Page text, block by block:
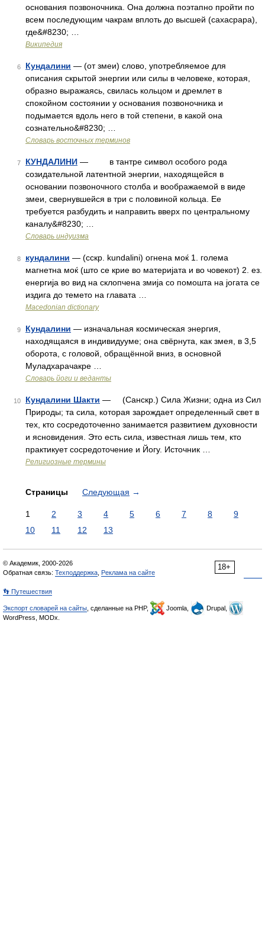
основания позвоночника. Она должна поэтапно пройти по
всем последующим чакрам вплоть до высшей (сахасрара),
где&#8230; …
Википедия
6 Кундалини — (от змеи) слово, употребляемое для
описания скрытой энергии или силы в человеке, которая,
образно выражаясь, свилась кольцом и дремлет в
спокойном состоянии у основания позвоночника и
подымается вдоль него в той степени, в какой она
сознательно&#8230; …
Словарь восточных терминов
7 КУНДАЛИНИ — в тантре символ особого рода
созидательной латентной энергии, находящейся в
основании позвоночного столба и воображаемой в виде
змеи, свернувшейся в три с половиной кольца. Ее
требуется разбудить и направить вверх по центральному
каналу&#8230; …
Словарь индуизма
8 кундалини — (сскр. kundalini) огнена моќ 1. голема
магнетна моќ (што се крие во материјата и во човекот) 2. ез.
енергија во вид на склопчена змија со помошта на јогата се
издига до темето на главата …
Macedonian dictionary
9 Кундалини — изначальная космическая энергия,
находящаяся в индивидууме; она свёрнута, как змея, в 3,5
оборота, с головой, обращённой вниз, в основной
Муладхарачакре …
Словарь йоги и веданты
10 Кундалини Шакти — (Санскр.) Сила Жизни; одна из Сил
Природы; та сила, которая зарождает определенный свет в
тех, кто сосредоточенно занимается развитием духовности
и ясновидения. Это есть сила, известная лишь тем, кто
практикует сосредоточение и Йогу. Источник …
Религиозные термины
Страницы Следующая →
1 2 3 4 5 6 7 8
9
10
11 12 13
18+
© Академик, 2000-2026
Обратная связь: Техподдержка Реклама на сайте
👣 Путешествия
Экспорт словарей на сайты , сделанные на PHP, Joomla,
Drupal,
WordPress, MODx.